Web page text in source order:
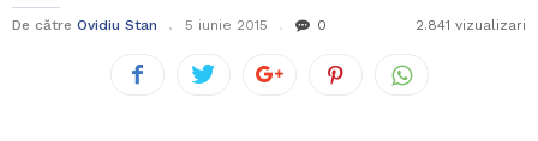
De către Ovidiu Stan 5 iunie 2015 0 2.841 vizualizari